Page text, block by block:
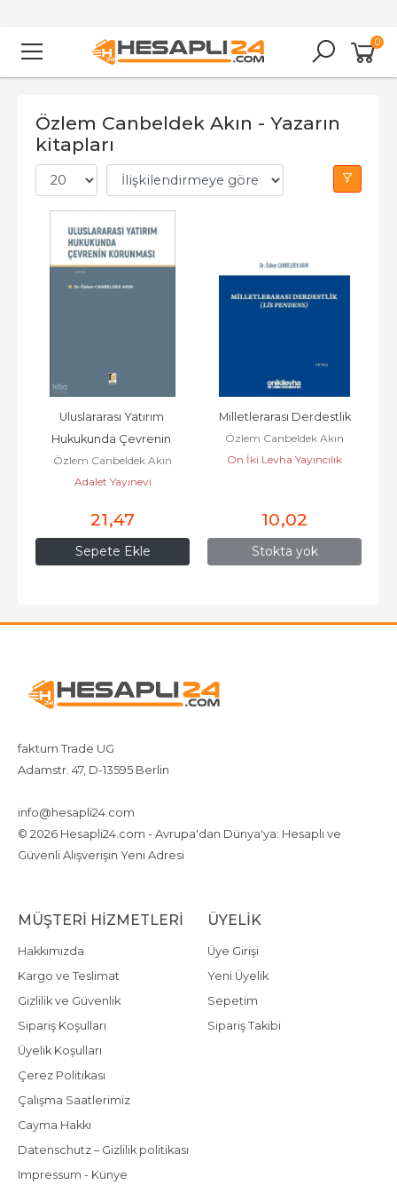
0
Özlem Canbeldek Akın - Yazarın
kitapları
Sepete Ekle
Uluslararası Yatırım
Hukukunda Çevrenin
Korunması
Özlem Canbeldek Akın
Adalet Yayınevi
21,47
Stokta yok
Milletlerarası Derdestlik
Özlem Canbeldek Akın
On İki Levha Yayıncılık
10,02
faktum Trade UG
Adamstr. 47, D-13595 Berlin
info@hesapli24.com
© 2026 Hesapli24.com - Avrupa'dan Dünya'ya: Hesaplı ve
Güvenli Alışverişin Yeni Adresi
MÜŞTERI HIZMETLERI
Hakkımızda
Kargo ve Teslimat
Gizlilik ve Güvenlik
Sipariş Koşulları
Üyelik Koşulları
Çerez Politikası
Çalışma Saatlerimiz
Cayma Hakkı
Datenschutz – Gizlilik politikası
Impressum - Künye
ÜYELIK
Üye Girişi
Yeni Üyelik
Sepetim
Sipariş Takibi